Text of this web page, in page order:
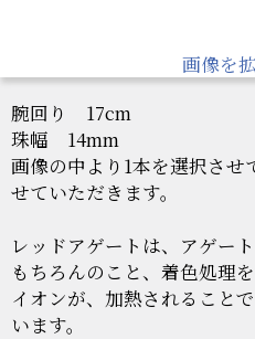
画像を
腕回り 17cm
珠幅 14mm
画像の中より1本を選択させ
せていただきます。
レッドアゲートは、アゲー
もちろんのこと、着色処理
イオンが、加熱されること
います。